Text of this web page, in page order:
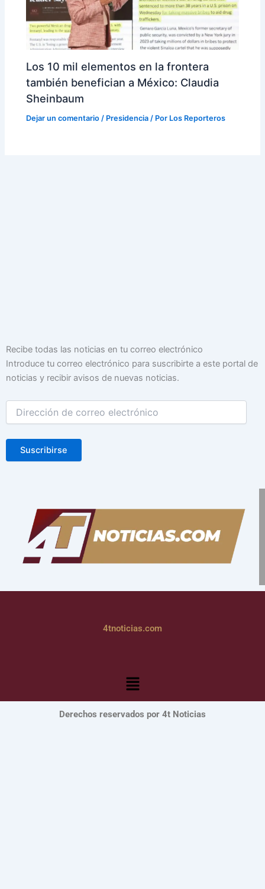
Los 10 mil elementos en la frontera
también benefician a México: Claudia
Sheinbaum
Dejar un comentario / Presidencia / Por Los Reporteros
Recibe todas las noticias en tu correo electrónico
Introduce tu correo electrónico para suscribirte a este portal de
noticias y recibir avisos de nuevas noticias.
Dirección
de
electrónico
Suscribirse
4tnoticias.com
Menú
Derechos reservados por 4t Noticias